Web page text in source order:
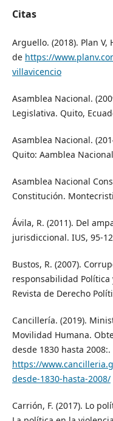
Citas
Arguello. (2018). Plan
de https://
villavicencio
Asamblea Nacional.
Legislativa. Quito,
Asamblea Nacional.
Quito: Aamblea
Asamblea Nacional
Constitución.
Ávila, R. (2011). Del
jurisdiccional. IUS, 95-
Bustos, R. (2007).
responsabilidad Política
Revista de Derecho
Cancillería. (2019).
Movilidad Humana.
desde 1830 hasta
https://
desde-1830-hasta-2008/
Carrión, F. (2017). Lo